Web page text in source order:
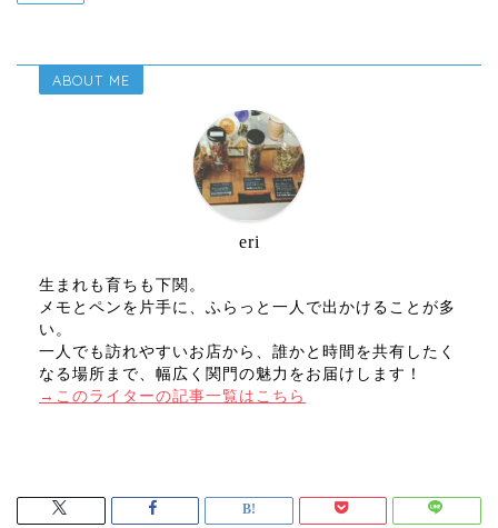
ABOUT ME
eri
生まれも育ちも下関。
メモとペンを片手に、ふらっと一人で出かけることが多
い。
一人でも訪れやすいお店から、誰かと時間を共有したく
なる場所まで、幅広く関門の魅力をお届けします！
→このライターの記事一覧はこちら